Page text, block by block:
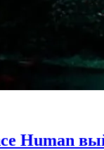
Human